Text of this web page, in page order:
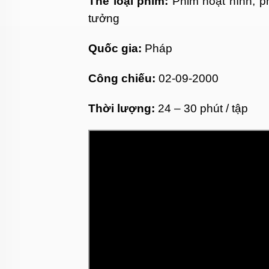
tưởng
Quốc gia: Pháp
Công chiếu: 02-09-2000
Thời lượng: 24 – 30 phút / tập